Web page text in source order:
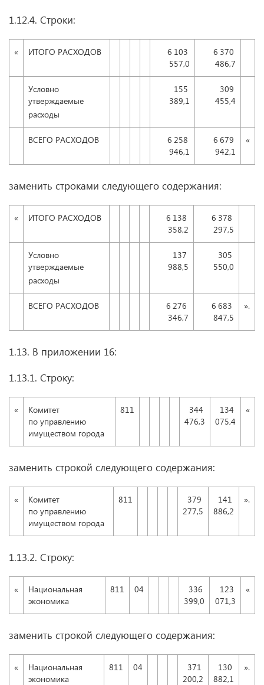
1.12.4. Строки:
« ИТОГО РАСХОДОВ
6 103
557,0
6 370
486,7
Условно
утверждаемые
расходы
155
389,1
309
455,4
ВСЕГО РАСХОДОВ
6 258
946,1
6 679
942,1
«
заменить строками следующего содержания:
« ИТОГО РАСХОДОВ
6 138
358,2
6 378
297,5
Условно
утверждаемые
расходы
137
988,5
305
550,0
ВСЕГО РАСХОДОВ
6 276
346,7
6 683
847,5
».
1.13. В приложении 16:
1.13.1. Строку:
«
Комитет
по управлению
имуществом города
811
344
476,3
134
075,4
«
заменить строкой следующего содержания:
«
Комитет
по управлению
имуществом города
811
379
277,5
141
886,2
».
1.13.2. Строку:
«
Национальная
экономика
811 04
336
399,0
123
071,3
«
заменить строкой следующего содержания:
«
Национальная
экономика
811 04
371
200,2
130
882,1
».